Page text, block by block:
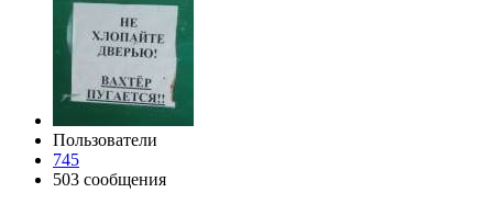
Пользователи
745
503 сообщения